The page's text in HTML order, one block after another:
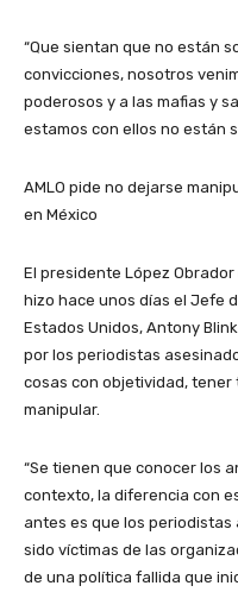
“Que sientan que no están
convicciones, nosotros
poderosos y a las mafias y
estamos con ellos no están
AMLO pide no dejarse
en México
El presidente López
hizo hace unos días el Jefe
Estados Unidos, Antony
por los periodistas
cosas con objetividad, tener
manipular.
“Se tienen que conocer los
contexto, la diferencia con
antes es que los
sido víctimas de las
de una política fallida que